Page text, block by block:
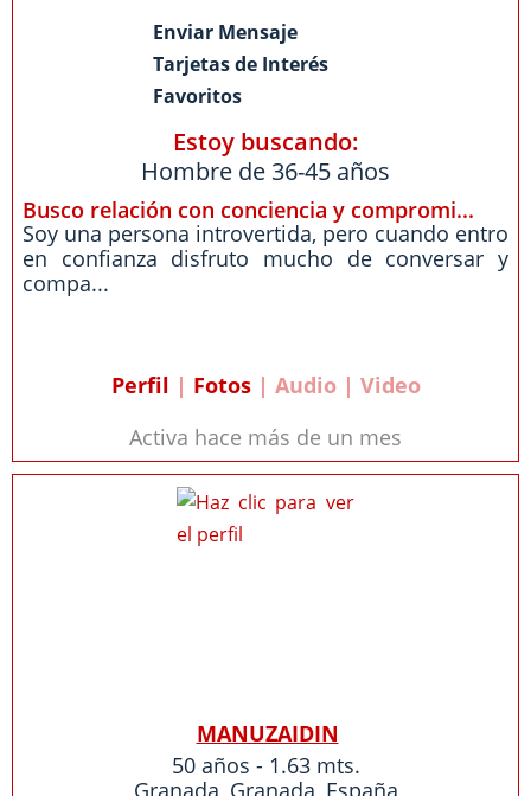
Enviar Mensaje
Tarjetas de Interés
Favoritos
Estoy buscando:
Hombre de 36-45 años
Busco relación con conciencia y compromi...
Soy una persona introvertida, pero cuando entro
en confianza disfruto mucho de conversar y
compa...
Perfil | Fotos| Audio | Video
Activa hace más de un mes
MANUZAIDIN
50 años - 1.63 mts.
Granada Granada España